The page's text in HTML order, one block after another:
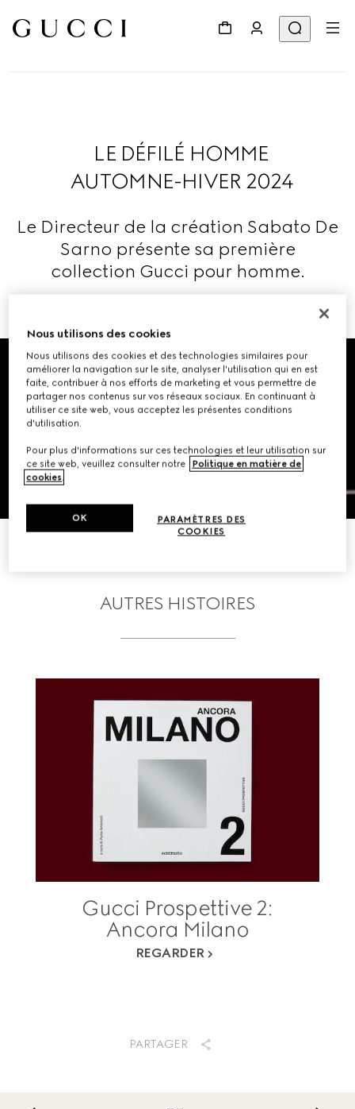
LE DÉFILÉ HOMME
AUTOMNE-HIVER 2024
Le Directeur de la création Sabato De
Sarno présente sa première
collection Gucci pour homme.
AUTRES HISTOIRES
Gucci Prospettive 2:
Ancora Milano
REGARDER
PARTAGER
Nous utilisons des cookies
Nous utilisons des cookies et des technologies similaires pour
améliorer la navigation sur le site, analyser l'utilisation qui en est
faite, contribuer à nos efforts de marketing et vous permettre de
partager nos contenus sur vos réseaux sociaux. En continuant à
utiliser ce site web, vous acceptez les présentes conditions
d'utilisation.
Pour plus d'informations sur ces technologies et leur utilisation sur
ce site web, veuillez consulter notre
Politique en matière de
cookies.
PARAMÈTRES DES
COOKIES
OK